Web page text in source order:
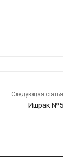
Следующая статья
Ишрак №5